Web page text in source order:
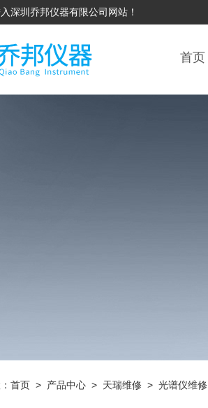
深圳乔邦仪器有限公司网站！
首页
首页 > 产品中心 > 天瑞维修 >光谱仪维修